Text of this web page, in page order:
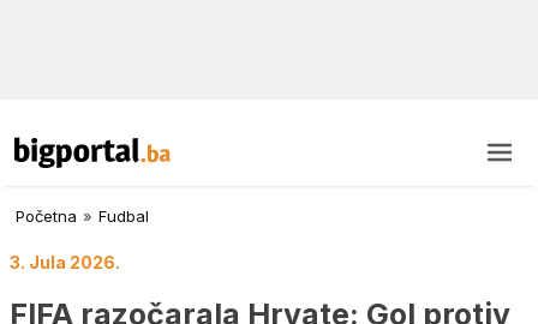
Početna » Fudbal
3. Jula 2026.
FIFA razočarala Hrvate: Gol protiv